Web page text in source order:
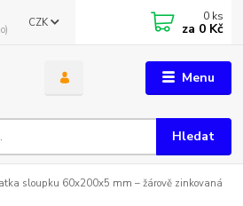
Menu
CZK
Hledat
0 ks
za 0 Kč
sloupku 60x200x5 mm – žárově zinkovaná